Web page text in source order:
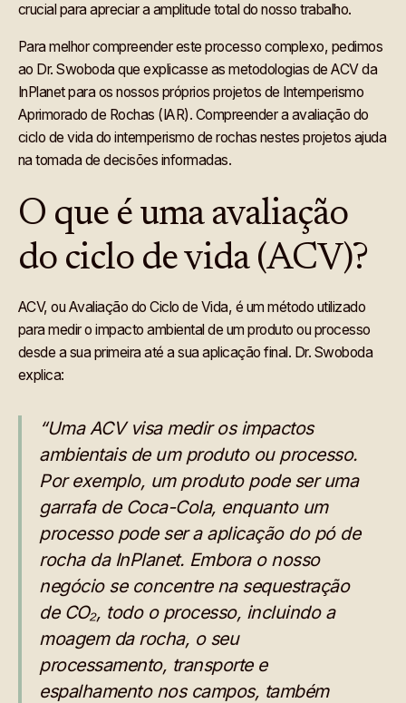
crucial para apreciar a amplitude total do nosso trabalho.
Para melhor compreender este processo complexo, pedimos
ao Dr. Swoboda que explicasse as metodologias de ACV da
InPlanet para os nossos próprios projetos de Intemperismo
Aprimorado de Rochas (IAR). Compreender a avaliação do
ciclo de vida do intemperismo de rochas nestes projetos ajuda
na tomada de decisões informadas.
O que é uma avaliação
do ciclo de vida (ACV)?
ACV, ou Avaliação do Ciclo de Vida, é um método utilizado
para medir o impacto ambiental de um produto ou processo
desde a sua primeira até a sua aplicação final. Dr. Swoboda
explica:
“Uma ACV visa medir os impactos
ambientais de um produto ou processo.
Por exemplo, um produto pode ser uma
garrafa de Coca-Cola, enquanto um
processo pode ser a aplicação do pó de
rocha da InPlanet. Embora o nosso
negócio se concentre na sequestração
de CO₂, todo o processo, incluindo a
moagem da rocha, o seu
processamento, transporte e
espalhamento nos campos, também